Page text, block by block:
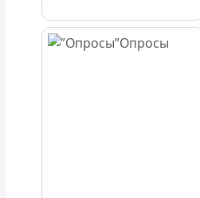
Опросы